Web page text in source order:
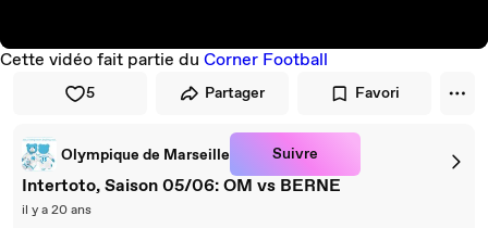
Cette vidéo fait partie du Corner Football
5 Partager Favori
Olympique de Marseille Suivre
Intertoto, Saison 05/06: OM vs BERNE
il y a 20 ans